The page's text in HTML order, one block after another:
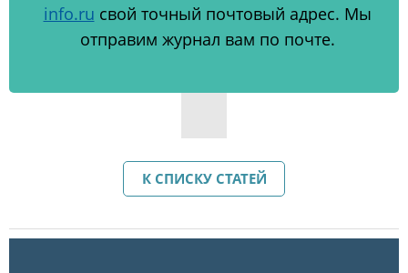
info.ru свой точный почтовый адрес. Мы
отправим журнал вам по почте.
К СПИСКУ СТАТЕЙ